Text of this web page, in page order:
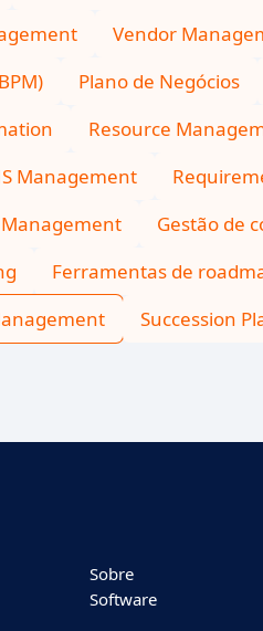
Vendor
Plano de Negócios
Resource
Management
Gestão de
Ferramentas de
Succession
Sobre
Software